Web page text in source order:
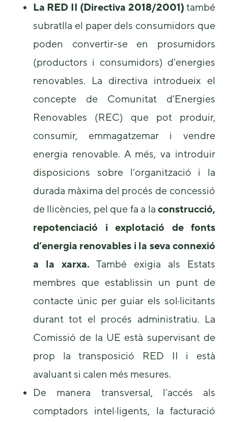
La RED II (Directiva 2018/2001) també
subratlla el paper dels consumidors que
poden convertir-se en prosumidors
(productors i consumidors) d’energies
renovables. La directiva introdueix el
concepte de Comunitat d’Energies
Renovables (REC) que pot produir,
consumir, emmagatzemar i vendre
energia renovable. A més, va introduir
disposicions sobre l’organització i la
durada màxima del procés de concessió
de llicències, pel que fa a la construcció,
repotenciació i explotació de fonts
d’energia renovables i la seva connexió
a la xarxa. També exigia als Estats
membres que establissin un punt de
contacte únic per guiar els sol·licitants
durant tot el procés administratiu. La
Comissió de la UE està supervisant de
prop la transposició RED II i està
avaluant si calen més mesures.
De manera transversal, l’accés als
comptadors intel·ligents, la facturació